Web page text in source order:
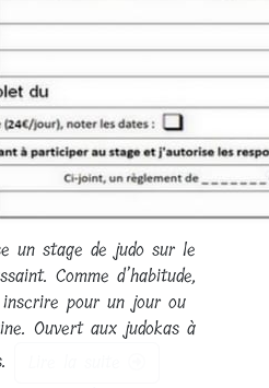
un stage de judo sur le
Comme d’habitude,
pour un jour ou
Ouvert aux judokas à